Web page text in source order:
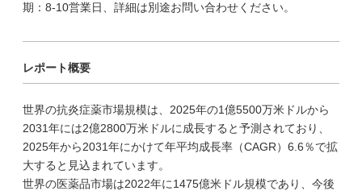
期：8-10営業日、詳細は別途お問い合わせください。
レポート概要
世界の抗炎症薬市場規模は、2025年の1億5500万米ドルから
2031年には2億2800万米ドルに成長すると予測されており、
2025年から2031年にかけて年平均成長率（CAGR）6.6％で拡
大すると見込まれています。
世界の医薬品市場は2022年に1475億米ドル規模であり、今後